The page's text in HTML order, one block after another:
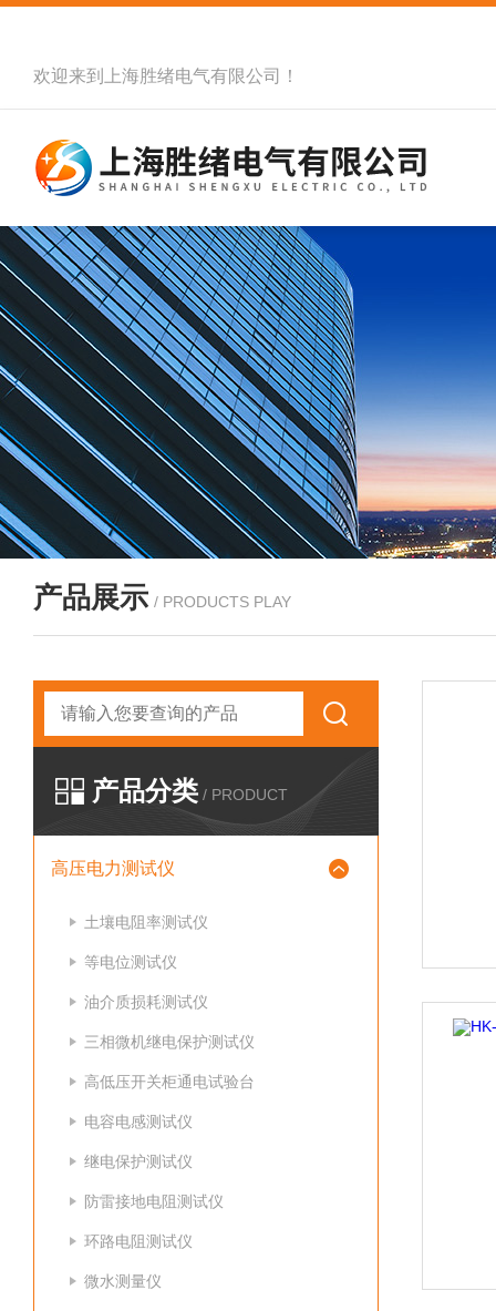
欢迎来到 上海胜绪电气有限公司 ！
产品展示 / PRODUCTS PLAY
产品分类 / PRODUCT
高压电力测试仪
土壤电阻率测试仪
等电位测试仪
油介质损耗测试仪
三相微机继电保护测试仪
高低压开关柜通电试验台
电容电感测试仪
继电保护测试仪
防雷接地电阻测试仪
环路电阻测试仪
微水测量仪